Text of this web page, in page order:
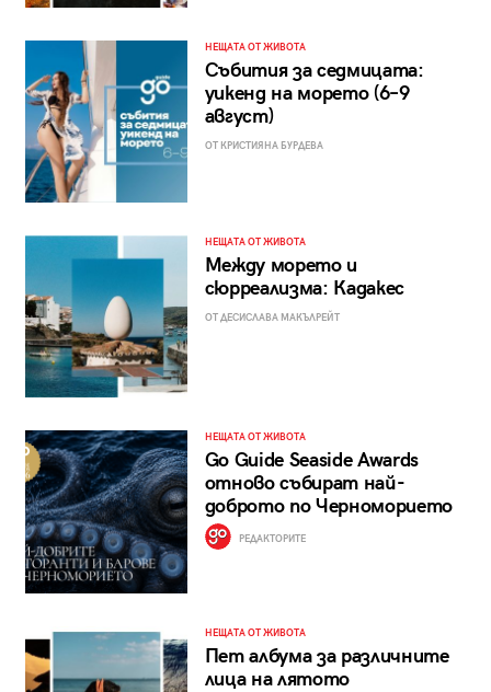
НЕЩАТА ОТ ЖИВОТА
Събития за седмицата:
уикенд на морето (6–9
август)
ОТ КРИСТИЯНА БУРДЕВА
НЕЩАТА ОТ ЖИВОТА
Между морето и
сюрреализма: Кадакес
ОТ ДЕСИСЛАВА МАКЪЛРЕЙТ
НЕЩАТА ОТ ЖИВОТА
Go Guide Seaside Awards
отново събират най-
доброто по Черноморието
РЕДАКТОРИТЕ
НЕЩАТА ОТ ЖИВОТА
Пет албума за различните
лица на лятото